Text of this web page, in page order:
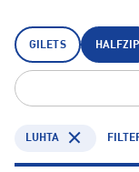
GILETS HALFZIP
LUHTA